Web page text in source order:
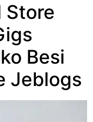
Store
Besi
Jeblogs